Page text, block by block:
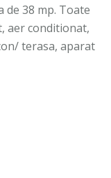
38 mp. Toate
aer conditionat,
terasa, aparat